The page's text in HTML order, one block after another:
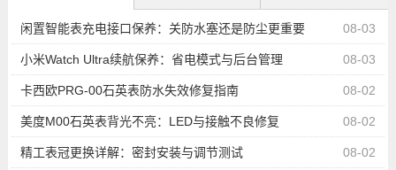
08-03
闲置智能表充电接口保养：关防水塞还是防尘更重要
08-03
小米Watch Ultra续航保养：省电模式与后台管理
08-02
卡西欧PRG-00石英表防水失效修复指南
08-02
美度M00石英表背光不亮：LED与接触不良修复
08-02
精工表冠更换详解：密封安装与调节测试